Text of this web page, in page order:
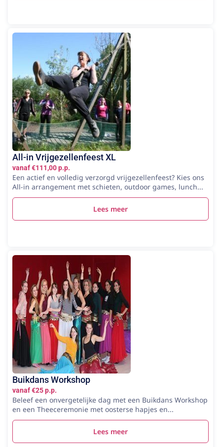
All-in Vrijgezellenfeest XL
vanaf €111,00 p.p.
Een actief en volledig verzorgd vrijgezellenfeest? Kies ons
All-in arrangement met schieten, outdoor games, lunch...
Lees meer
Buikdans Workshop
vanaf €25 p.p.
Beleef een onvergetelijke dag met een Buikdans Workshop
en een Theeceremonie met oosterse hapjes en...
Lees meer